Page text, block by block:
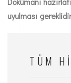
uyulması
TÜM